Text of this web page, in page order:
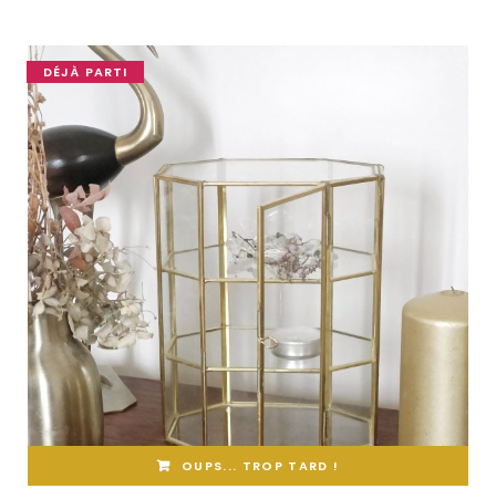
DÉJÀ PARTI
OUPS... TROP TARD !